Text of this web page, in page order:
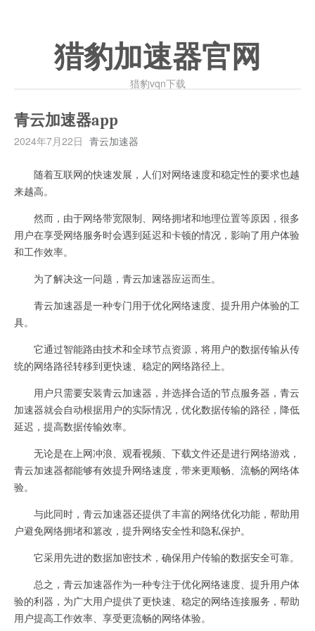
猎豹加速器官网
猎豹vqn下载
青云加速器app
2024年7月22日 青云加速器
随着互联网的快速发展，人们对网络速度和稳定性的要求也越
来越高。
然而，由于网络带宽限制、网络拥堵和地理位置等原因，很多
用户在享受网络服务时会遇到延迟和卡顿的情况，影响了用户体验
和工作效率。
为了解决这一问题，青云加速器应运而生。
青云加速器是一种专门用于优化网络速度、提升用户体验的工
具。
它通过智能路由技术和全球节点资源，将用户的数据传输从传
统的网络路径转移到更快速、稳定的网络路径上。
用户只需要安装青云加速器，并选择合适的节点服务器，青云
加速器就会自动根据用户的实际情况，优化数据传输的路径，降低
延迟，提高数据传输效率。
无论是在上网冲浪、观看视频、下载文件还是进行网络游戏，
青云加速器都能够有效提升网络速度，带来更顺畅、流畅的网络体
验。
与此同时，青云加速器还提供了丰富的网络优化功能，帮助用
户避免网络拥堵和篡改，提升网络安全性和隐私保护。
它采用先进的数据加密技术，确保用户传输的数据安全可靠。
总之，青云加速器作为一种专注于优化网络速度、提升用户体
验的利器，为广大用户提供了更快速、稳定的网络连接服务，帮助
用户提高工作效率、享受更流畅的网络体验。